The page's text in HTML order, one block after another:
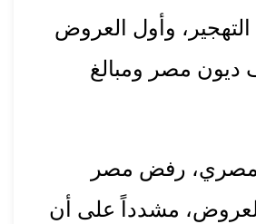
التهجير، وأول العروض
مصر ومبالغ
رفض مصر
العروض، مشدداً على أن